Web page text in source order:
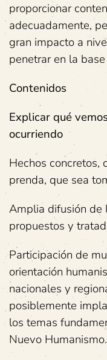
proporcionar
adecuadamente,
gran impacto a
penetrar en la
Contenidos
Explicar qué
ocurriendo
Hechos concretos,
prenda, que sea
Amplia difusión de
propuestos y
Participación de
orientación
nacionales y
posiblemente
los temas
Nuevo Humanismo.